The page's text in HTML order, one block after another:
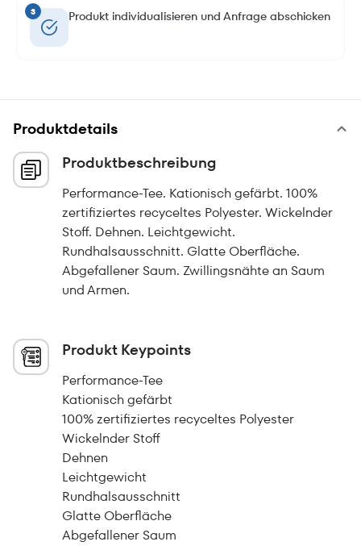
3 Produkt individualisieren und Anfrage abschicken
Produktdetails
Produktbeschreibung
Performance-Tee. Kationisch gefärbt. 100%
zertifiziertes recyceltes Polyester. Wickelnder
Stoff. Dehnen. Leichtgewicht.
Rundhalsausschnitt. Glatte Oberfläche.
Abgefallener Saum. Zwillingsnähte an Saum
und Armen.
Produkt Keypoints
Performance-Tee
Kationisch gefärbt
100% zertifiziertes recyceltes Polyester
Wickelnder Stoff
Dehnen
Leichtgewicht
Rundhalsausschnitt
Glatte Oberfläche
Abgefallener Saum